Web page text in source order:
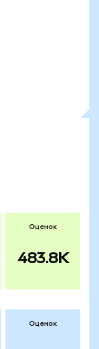
Оценок
483.8K
Оценок